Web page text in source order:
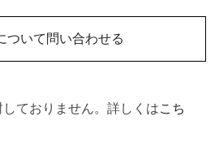
ついて問い合わせる
しておりません。詳しくはこち